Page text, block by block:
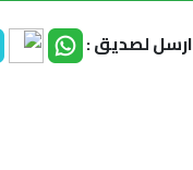
ارسل لصديق :